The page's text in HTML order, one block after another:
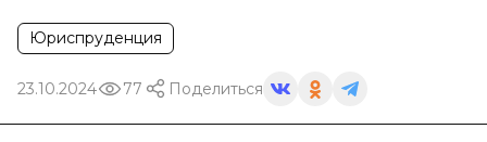
Юриспруденция
23.10.2024 77 Поделиться